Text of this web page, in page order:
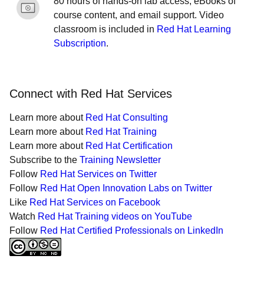
course content, and email support. Video
classroom is included in Red Hat Learning
Subscription.
Connect with Red Hat Services
Learn more about Red Hat Consulting
Learn more about Red Hat Training
Learn more about Red Hat Certification
Subscribe to the Training Newsletter
Follow Red Hat Services on Twitter
Follow Red Hat Open Innovation Labs on Twitter
Like Red Hat Services on Facebook
Watch Red Hat Training videos on YouTube
Follow Red Hat Certified Professionals on LinkedIn